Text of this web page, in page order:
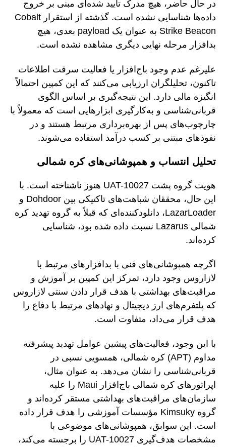
در حال حاضر، هیچ مدرک تایید شده‌ای مبنی بر خروج
داده‌ها شناسایی نشده است. گذشته از استقرار Cobalt
Strike Beacon به عنوان یک payload بعدی، هیچ
بدافزار مرحله نهایی دیگری مشاهده نشده است.
علیرغم عدم وجود باج‌افزار یا فعالیت سرقت اطلاعات
تاکنون، تحلیلگران ارزیابی می‌کنند که این کمپین احتمالاً
انگیزه مالی دارد. این نتیجه‌گیری بر اساس الگوی
قربانی‌شناسی و به‌کارگیری ابزارهایی است که معمولاً با
چارچوب‌های پس از بهره‌برداری مرتبط هستند و در
نفوذهای مبتنی بر کسب درآمد استفاده می‌شوند.
تحلیل انتساب و همپوشانی‌های کره شمالی
هویت گروه پشت UAT-10027 هنوز ناشناخته است. با
این حال، محققان شباهت‌های تاکتیکی بین Dohdoor و
LazarLoader، دانلودکننده‌ای که قبلاً به گروه تهدید کره
شمالی Lazarus نسبت داده شده بود، شناسایی
کرده‌اند.
اگرچه همپوشانی‌های فنی با بدافزارهای مرتبط با
لازاروس وجود دارد، تمرکز این کمپین بر آموزش و
مراقبت‌های بهداشتی با هدف قرار دادن سنتی لازاروس
که پلتفرم‌های ارز دیجیتال و نهادهای مرتبط با دفاع را
هدف قرار می‌داد، متفاوت است.
با این وجود، فعالیت‌های پیشین عوامل تهدید پیشرفته
مداوم (APT) کره شمالی، همسویی نسبی در
قربانی‌شناسی را نشان می‌دهد. به عنوان مثال،
اپراتورهای کره شمالی باج‌افزار Maui را علیه
سازمان‌های مراقبت‌های بهداشتی مستقر کرده‌اند و
گروه Kimsuky مؤسسات آموزشی را هدف قرار داده
است. این سوابق، همپوشانی‌های موضوعی با
مشخصات هدف‌گیری UAT-10027 را برجسته می‌کند،